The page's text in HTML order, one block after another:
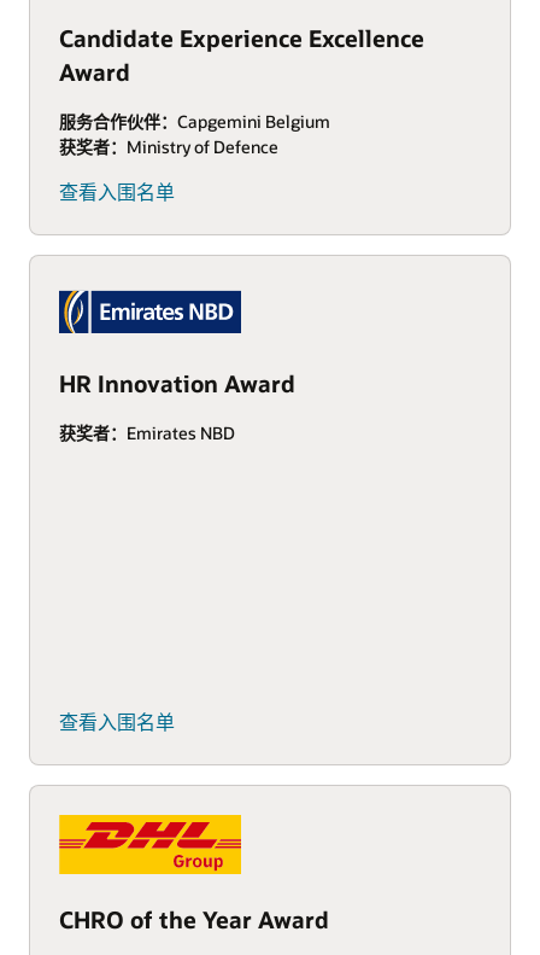
Candidate Experience Excellence
Award
服务合作伙伴： Capgemini Belgium
获奖者： Ministry of Defence
查看入围名单
HR Innovation Award
获奖者： Emirates NBD
查看入围名单
CHRO of the Year Award